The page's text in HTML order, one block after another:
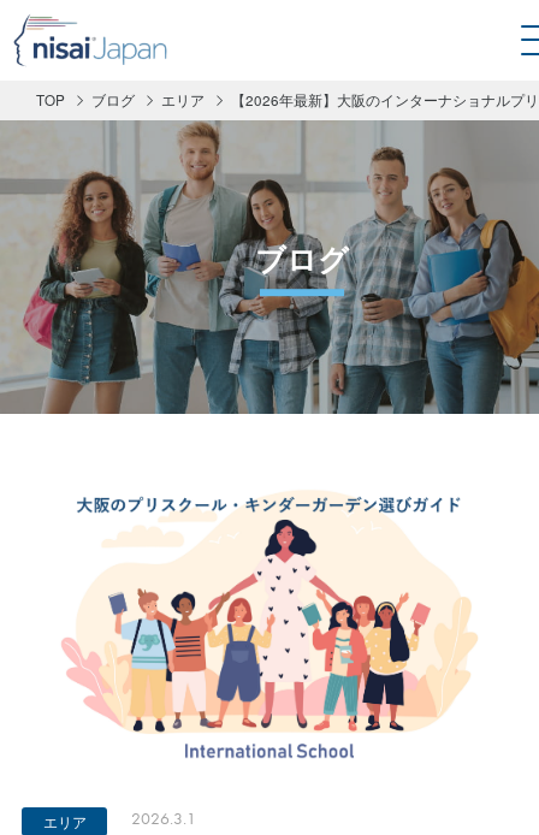
TOP ブログ エリア 【2026年最新】大阪のインターナショナルプ
ブログ
エリア 2026.3.1